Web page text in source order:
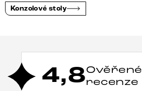
Konzolové stoly
4,8Ověřené
recenze